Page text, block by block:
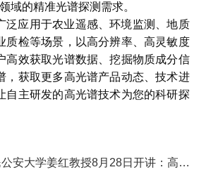
域的精准光谱探测需求。
泛应用于农业遥感、环境监测、地质
质检等场景，以高分辨率、高灵敏度
高效获取光谱数据、挖掘物质成分信
，获取更多高光谱产品动态、技术进
自主研发的高光谱技术为您的科研探
中国人民公安大学姜红教授8月28日开讲：高光谱成像如何推动法庭科学新发展